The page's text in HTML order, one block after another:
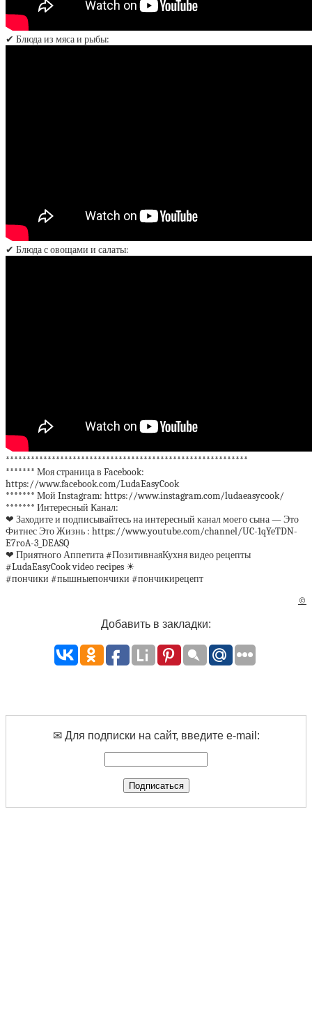
✔ Блюда из мяса и рыбы:
✔ Блюда с овощами и салаты:
**********************************************************
******* Моя страница в Facebook:
https://www.facebook.com/LudaEasyCook
******* Мой Instagram: https://www.instagram.com/ludaeasycook/
******* Интересный Канал:
❤ Заходите и подписывайтесь на интересный канал моего сына — Это
Фитнес Это Жизнь : https://www.youtube.com/channel/UC-1qYeTDN-
E7roA-3_DEASQ
❤ Приятного Аппетита #ПозитивнаяКухня видео рецепты
#LudaEasyCook video recipes ☀
#пончики #пышныепончики #пончикирецепт
©
Добавить в закладки:
✉ Для подписки на сайт, введите e-mail: